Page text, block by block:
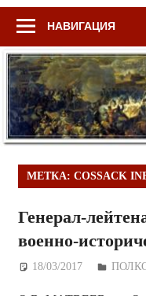
НАВИГАЦИЯ
МЕТКА: COSSACK
Генерал-
военно-
18/03/2017